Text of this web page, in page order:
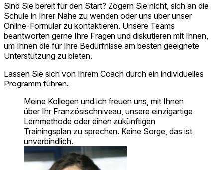
Sind Sie bereit für den Start? Zögern Sie nicht, sich an die
Schule in Ihrer Nähe zu wenden oder uns über unser
Online-Formular zu kontaktieren. Unsere Teams
beantworten gerne Ihre Fragen und diskutieren mit Ihnen,
um Ihnen die für Ihre Bedürfnisse am besten geeignete
Unterstützung zu bieten.
Lassen Sie sich von Ihrem Coach durch ein individuelles
Programm führen.
Meine Kollegen und ich freuen uns, mit Ihnen
über Ihr Französischniveau, unsere einzigartige
Lernmethode oder einen zukünftigen
Trainingsplan zu sprechen. Keine Sorge, das ist
unverbindlich.